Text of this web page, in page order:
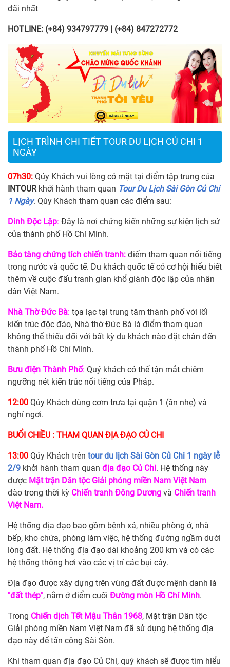
đãi nhất
HOTLINE: (+84) 934797779 | (+84) 847272772
LỊCH TRÌNH CHI TIẾT TOUR DU LỊCH CỦ CHI 1
NGÀY
07h30: Qúy Khách vui lòng có mặt tại điểm tập trung của
INTOURkhởi hành tham quan Tour Du Lịch Sài Gòn Củ Chi
1 Ngày. Qúy Khách tham quan các điểm sau:
Dinh Độc Lập: Đây là nơi chứng kiến những sự kiện lịch sử
của thành phố Hồ Chí Minh.
Bảo tàng chứng tích chiến tranh: điểm tham quan nổi tiếng
trong nước và quốc tế. Du khách quốc tế có cơ hội hiểu biết
thêm về cuộc đấu tranh gian khổ giành độc lập của nhân
dân Việt Nam.
Nhà Thờ Đức Bà: tọa lạc tại trung tâm thành phố với lối
kiến trúc độc đáo, Nhà thờ Đức Bà là điểm tham quan
không thể thiếu đối với bất kỳ du khách nào đặt chân đến
thành phố Hồ Chí Minh.
Bưu điện Thành Phố: Quý khách có thể tận mắt chiêm
ngưỡng nét kiến trúc nổi tiếng của Pháp.
12:00 Qúy Khách dùng cơm trưa tại quận 1 (ăn nhẹ) và
nghỉ ngơi.
BUỔI CHIỀU : THAM QUAN ĐỊA ĐẠO CỦ CHI
13:00 Qúy Khách trên tour du lịch Sài Gòn Củ Chi 1 ngày lễ
2/9 khởi hành tham quan địa đạo Củ Chi. Hệ thống này
được Mặt trận Dân tộc Giải phóng miền Nam Việt Nam
đào trong thời kỳ Chiến tranh Đông Dương và Chiến tranh
Việt Nam.
Hệ thống địa đạo bao gồm bệnh xá, nhiều phòng ở, nhà
bếp, kho chứa, phòng làm việc, hệ thống đường ngầm dưới
lòng đất. Hệ thống địa đạo dài khoảng 200 km và có các
hệ thống thông hơi vào các vị trí các bụi cây.
Địa đạo được xây dựng trên vùng đất được mệnh danh là
"đất thép", nằm ở điểm cuối Đường mòn Hồ Chí Minh.
Trong Chiến dịch Tết Mậu Thân 1968, Mặt trận Dân tộc
Giải phóng miền Nam Việt Nam đã sử dụng hệ thống địa
đạo này để tấn công Sài Sòn.
Khi tham quan địa đạo Củ Chi, quý khách sẽ được tìm hiểu